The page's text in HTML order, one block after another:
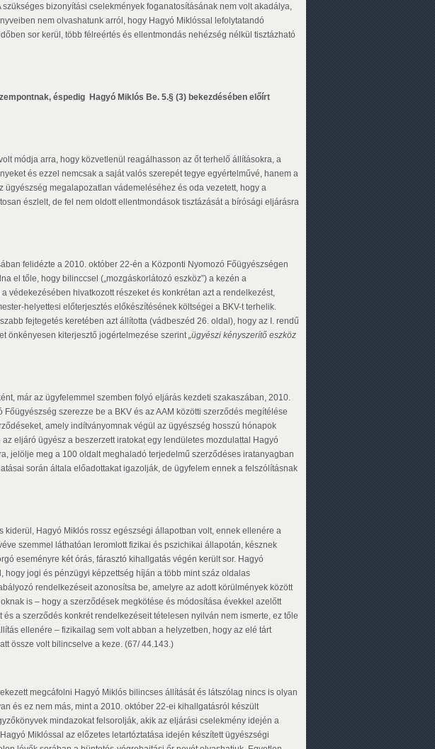
bizonyítási cselekmények foganatosításának nem volt akadálya,
nem olvashatunk arról, hogy Hagyó Miklóssal lefolytatandó
sor kerül, több félreértés és ellentmondás nehézség nélkül tisztázható
éspedig Hagyó Miklós Be. 5.§ (3) bekezdésében előírt
módja arra, hogy közvetlenül reagálhasson az őt terhelő állításokra, a
és ezzel nemcsak a saját valós szerepét tegye egyértelművé, hanem a
megalapozatlan vádemeléséhez és oda vezetett, hogy a
észlelt, de fel nem oldott ellentmondások tisztázását a bírósági eljárásra
felidézte a 2010. október 22-én a Központi Nyomozó Főügyészségen
el tőle, hogy bilinccsel („mozgáskorlátozó eszköz”) a kezén a
védekezésében hivatkozott részeket és konkrétan azt a rendelkezést,
helyettesi előterjesztés előkészítésének költségei a BKV-t terhelik.
fejtegetés keretében azt állította (vádbeszéd 26. oldal), hogy az I. rendű
önkényesen kiterjesztő jogértelmezése szerint„ügyészi kényszerítő eszköz
már az ügyfelemmel szemben folyó eljárás kezdeti szakaszában, 2010.
szerezze be a BKV és az AAM közötti szerződés megítélése
amely indítványomnak végül az ügyészség hosszú hónapok
eljáró ügyész a beszerzett iratokat egy lendületes mozdulattal Hagyó
jelölje meg a 100 oldalt meghaladó terjedelmű szerződéses iratanyagban
során általa előadottakat igazolják, de ügyfelem ennek a felszólításnak
kiderül, Hagyó Miklós rossz egészségi állapotban volt, ennek ellenére a
szemmel láthatóan leromlott fizikai és pszichikai állapotán, késznek
eseményre két órás, fárasztó kihallgatás végén került sor. Hagyó
hogy jogi és pénzügyi képzettség híján a több mint száz oldalas
rendelkezéseit azonosítsa be, amelyre az adott körülmények között
is – hogy a szerződések megkötése és módosítása évekkel azelőtt
a szerződés konkrét rendelkezéseit tételesen nyilván nem ismerte, ez tőle
ellenére – fizikailag sem volt abban a helyzetben, hogy az elé tárt
össze volt bilincselve a keze. (67/ 44.143.)
megcáfolni Hagyó Miklós bilincses állítását és látszólag nincs is olyan
és ez nem más, mint a 2010. október 22-ei kihallgatásról készült
mindazokat felsorolják, akik az eljárási cselekmény idején a
Miklóssal az előzetes letartóztatása idején készített ügyészségi